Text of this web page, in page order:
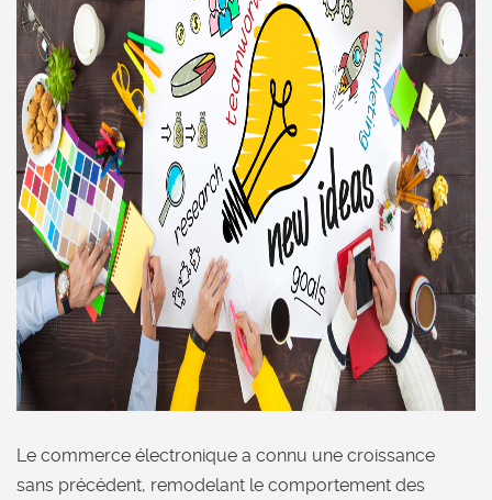
Le commerce électronique a connu une croissance
sans précédent, remodelant le comportement des